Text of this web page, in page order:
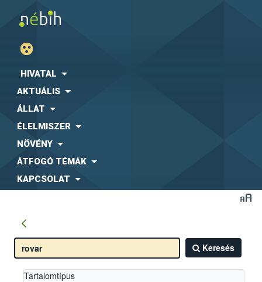
HIVATAL
AKTUÁLIS
ÁLLAT
ÉLELMISZER
NÖVÉNY
ÁTFOGÓ TÉMÁK
KAPCSOLAT
Keresés
Tartalomtípus